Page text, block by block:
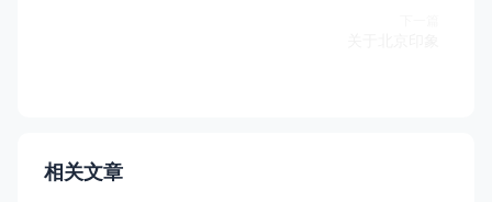
相关文章